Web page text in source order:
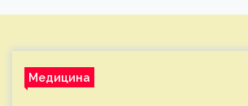
Медицина